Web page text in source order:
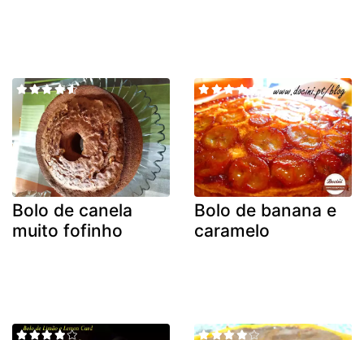
Bolo de canela
muito fofinho
Bolo de banana e
caramelo